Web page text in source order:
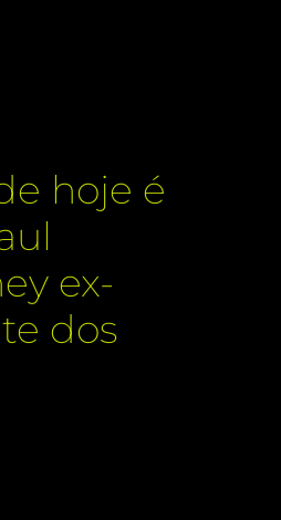
hoje é
ex-
dos